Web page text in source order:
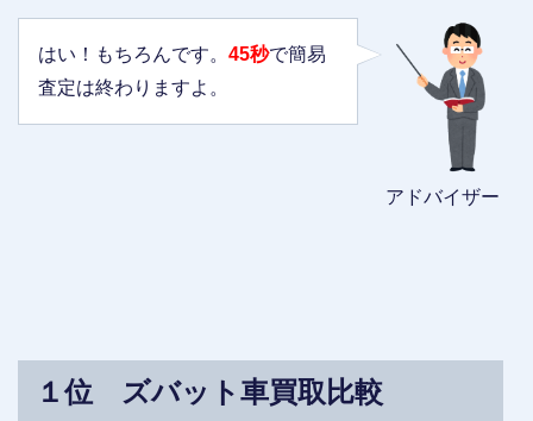
アドバイザー
はい！もちろんです。 45秒で簡易
査定は終わりますよ。
１位 ズバット車買取比較